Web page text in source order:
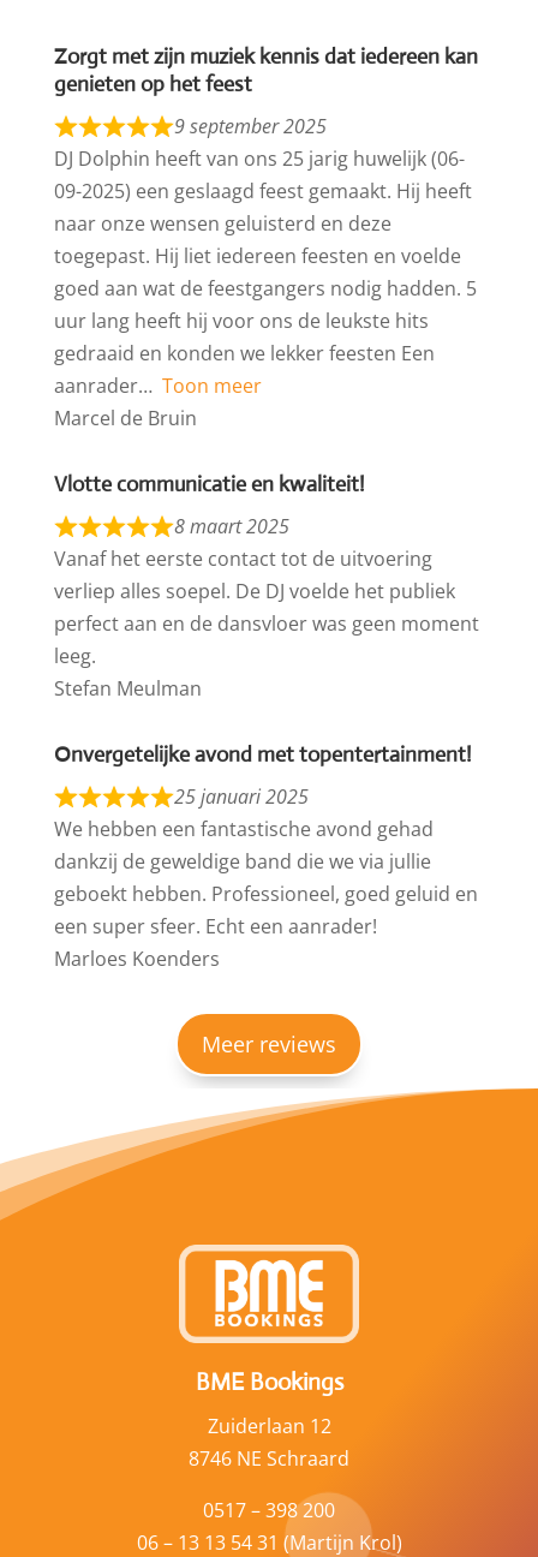
Zorgt met zijn muziek kennis dat iedereen kan
genieten op het feest
9 september 2025
DJ Dolphin heeft van ons 25 jarig huwelijk (06-
09-2025) een geslaagd feest gemaakt. Hij heeft
naar onze wensen geluisterd en deze
toegepast. Hij liet iedereen feesten en voelde
goed aan wat de feestgangers nodig hadden. 5
uur lang heeft hij voor ons de leukste hits
gedraaid en konden we lekker feesten Een
aanrader
Toon meer
Marcel de Bruin
Vlotte communicatie en kwaliteit!
8 maart 2025
Vanaf het eerste contact tot de uitvoering
verliep alles soepel. De DJ voelde het publiek
perfect aan en de dansvloer was geen moment
leeg.
Stefan Meulman
Onvergetelijke avond met topentertainment!
25 januari 2025
We hebben een fantastische avond gehad
dankzij de geweldige band die we via jullie
geboekt hebben. Professioneel, goed geluid en
een super sfeer. Echt een aanrader!
Marloes Koenders
Meer reviews
BME Bookings
Zuiderlaan 12
8746 NE Schraard
0517 – 398 200
06 – 13 13 54 31 (Martijn Krol)